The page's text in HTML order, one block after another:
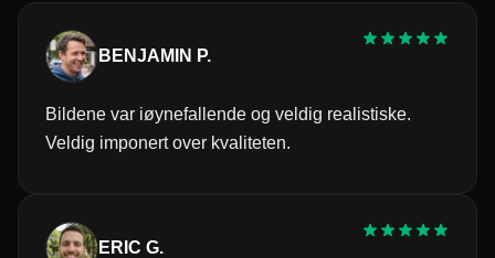
BENJAMIN P.
Bildene var iøynefallende og veldig realistiske.
Veldig imponert over kvaliteten.
ERIC G.